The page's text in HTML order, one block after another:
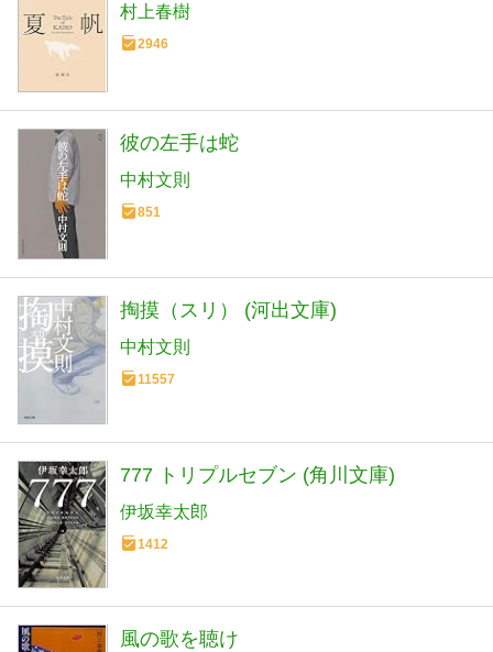
村上春樹
2946
彼の左手は蛇
中村文則
851
掏摸（スリ） (河出文庫)
中村文則
11557
777 トリプルセブン (角川文庫)
伊坂幸太郎
1412
風の歌を聴け